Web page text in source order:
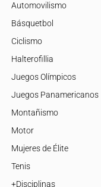
Automovilismo
Básquetbol
Ciclismo
Halterofillia
Juegos Olímpicos
Juegos Panamericanos
Montañismo
Motor
Mujeres de Élite
Tenis
+Disciplinas